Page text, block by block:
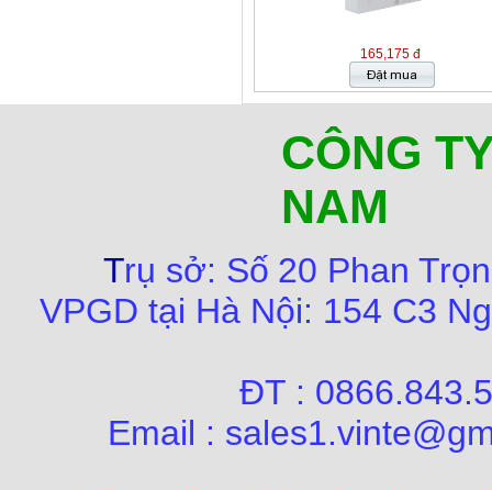
165,175 đ
CÔNG
NAM
Trụ sở: Số 20 Phan
VPGD tại Hà Nội: 154 C3
ĐT :
Email :